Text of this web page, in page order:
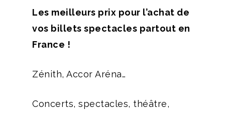
Les meilleurs prix pour l’achat de
vos billets spectacles partout en
France !
Zénith, Accor Aréna…
Concerts, spectacles, théâtre,